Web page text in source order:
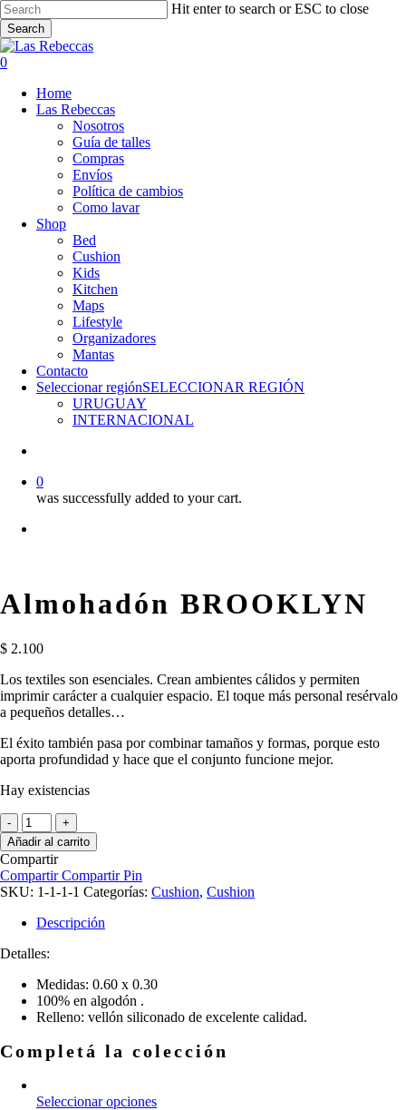
Skip
to
main
content
Hit enter to search or ESC to close
Search
Close
Search
account
0
Home
Las Rebeccas
Nosotros
Guía de talles
Compras
Envíos
Política de cambios
Como lavar
Shop
Bed
Cushion
Kids
Kitchen
Maps
Lifestyle
Organizadores
Mantas
Contacto
Seleccionar regiónSELECCIONAR REGIÓN
URUGUAY
INTERNACIONAL
0
was successfully added to your cart.
Almohadón BROOKLYN
$ 2.100
Los textiles son esenciales. Crean ambientes cálidos y permiten
imprimir carácter a cualquier espacio. El toque más personal resérvalo
a pequeños detalles…
El éxito también pasa por combinar tamaños y formas, porque esto
aporta profundidad y hace que el conjunto funcione mejor.
Hay existencias
Almohadón
BROOKLYN
cantidad
Añadir al carrito
Compartir
Compartir Compartir Pin
SKU: 1-1-1-1 Categorías: Cushion, Cushion
Descripción
Detalles:
Medidas: 0.60 x 0.30
100% en algodón .
Relleno: vellón siliconado de excelente calidad.
Completá la colección
Seleccionar opcionesEste